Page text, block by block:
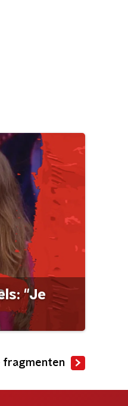
"Je
fragmenten